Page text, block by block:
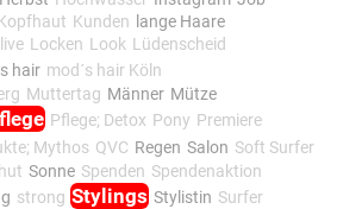
Kunden
lange Haare
live Locken Look Lüdenscheid
hair mod´s hair Köln
Muttertag Männer Mütze
Pflege; Detox Pony Premiere
Mythos QVC Regen Salon Soft Surfer
Sonne Spenden Spendenaktion
strong Stylings Stylistin Surfer